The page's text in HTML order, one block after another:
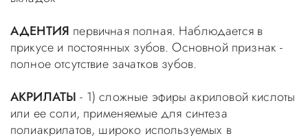
АДЕНТИЯ первичная полная. Наблюдается в
прикусе и постоянных зубов. Основной признак -
полное отсутствие зачатков зубов.
АКРИЛАТЫ - 1) сложные эфиры акриловой кислоты
или ее соли, применяемые для синтеза
полиакрилатов, широко используемых в